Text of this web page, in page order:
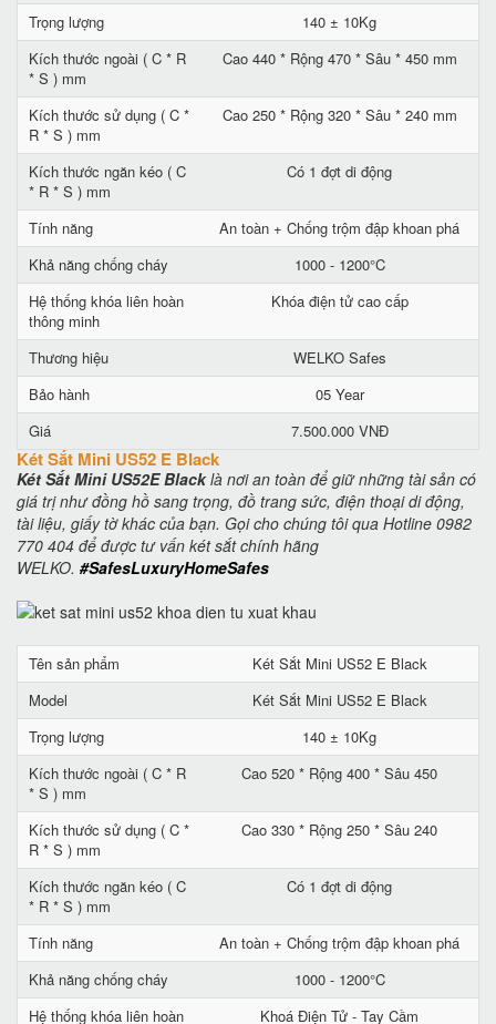
Trọng lượng
140 ± 10Kg
Kích thước ngoài ( C * R
* S ) mm
Cao 440 * Rộng 470 * Sâu * 450 mm
Kích thước sử dụng ( C *
R * S ) mm
Cao 250 * Rộng 320 * Sâu * 240 mm
Kích thước ngăn kéo ( C
* R * S ) mm
Có 1 đợt di động
Tính năng
An toàn + Chống trộm đập khoan phá
Khả năng chống cháy
1000 - 1200°C
Hệ thống khóa liên hoàn
thông minh
Khóa điện tử cao cấp
Thương hiệu
WELKO Safes
Bảo hành
05 Year
Giá
7.500.000 VNĐ
Két Sắt Mini US52 E Black
Két Sắt Mini US52E Blacklà nơi an toàn để giữ những tài sản có
giá trị như đồng hồ sang trọng, đồ trang sức, điện thoại di động,
tài liệu, giấy tờ khác của bạn. Gọi cho chúng tôi qua Hotline 0982
770 404 để được tư vấn két sắt chính hãng
WELKO. #SafesLuxuryHomeSafes
Tên sản phẩm
Két Sắt Mini US52 E Black
Model
Két Sắt Mini US52 E Black
Trọng lượng
140 ± 10Kg
Kích thước ngoài ( C * R
* S ) mm
Cao 520 * Rộng 400 * Sâu 450
Kích thước sử dụng ( C *
R * S ) mm
Cao 330 * Rộng 250 * Sâu 240
Kích thước ngăn kéo ( C
* R * S ) mm
Có 1 đợt di động
Tính năng
An toàn + Chống trộm đập khoan phá
Khả năng chống cháy
1000 - 1200°C
Hệ thống khóa liên hoàn
Khoá Điện Tử - Tay Cầm